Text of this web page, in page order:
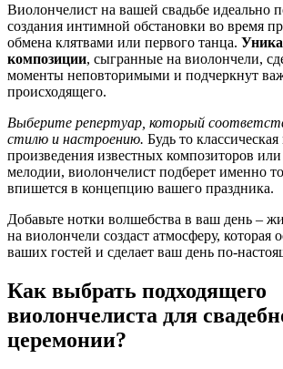
Виолончелист на вашей свадьбе идеально
создания интимной обстановки во время
обмена клятвами или первого танца.
композиции, сыгранные на виолончели,
моменты неповторимыми и подчеркнут
происходящего.
Выберите репертуар, который
стилю и настроению. Будь то
произведения известных композиторов
мелодии, виолончелист подберет именно
впишется в концепцию вашего праздника.
Добавьте нотки волшебства в ваш день –
на виолончели создаст атмосферу, которая
ваших гостей и сделает ваш день по-
Как выбрать подходящего
виолончелиста для
церемонии?